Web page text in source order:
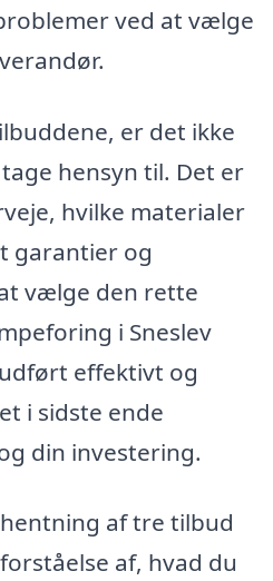
ved at vælge
er det ikke
hensyn til. Det er
hvilke materialer
garantier og
vælge den rette
i Sneslev
effektivt og
i sidste ende
din investering.
af tre tilbud
af, hvad du